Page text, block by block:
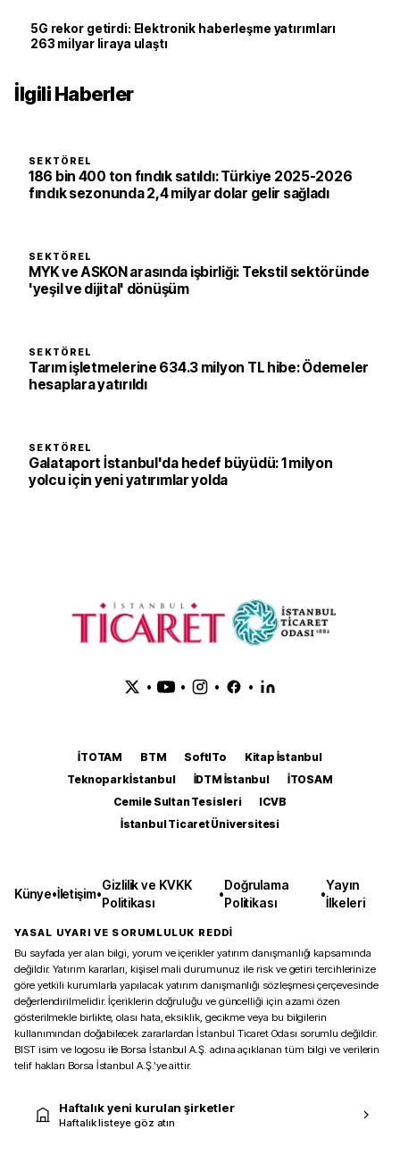
5G rekor getirdi: Elektronik haberleşme yatırımları
263 milyar liraya ulaştı
İlgili Haberler
SEKTÖREL
186 bin 400 ton fındık satıldı: Türkiye 2025-2026
fındık sezonunda 2,4 milyar dolar gelir sağladı
SEKTÖREL
MYK ve ASKON arasında işbirliği: Tekstil sektöründe
'yeşil ve dijital' dönüşüm
SEKTÖREL
Tarım işletmelerine 634.3 milyon TL hibe: Ödemeler
hesaplara yatırıldı
SEKTÖREL
Galataport İstanbul'da hedef büyüdü: 1 milyon
yolcu için yeni yatırımlar yolda
• • • •
İTOTAM BTM SoftITo
Kitap İstanbul
Teknopark İstanbul
İDTM İstanbul
İTOSAM
Cemile Sultan Tesisleri
ICVB
İstanbul Ticaret Üniversitesi
Künye•İletişim•
Gizlilik ve KVKK
Politikası
•
Doğrulama
Politikası
•
Yayın
İlkeleri
YASAL UYARI VE SORUMLULUK REDDİ
Bu sayfada yer alan bilgi, yorum ve içerikler yatırım danışmanlığı kapsamında
değildir. Yatırım kararları, kişisel mali durumunuz ile risk ve getiri tercihlerinize
göre yetkili kurumlarla yapılacak yatırım danışmanlığı sözleşmesi çerçevesinde
değerlendirilmelidir. İçeriklerin doğruluğu ve güncelliği için azami özen
gösterilmekle birlikte, olası hata, eksiklik, gecikme veya bu bilgilerin
kullanımından doğabilecek zararlardan İstanbul Ticaret Odası sorumlu değildir.
BIST isim ve logosu ile Borsa İstanbul A.Ş. adına açıklanan tüm bilgi ve verilerin
telif hakları Borsa İstanbul A.Ş.’ye aittir.
Haftalık yeni kurulan şirketler
Haftalık listeye göz atın